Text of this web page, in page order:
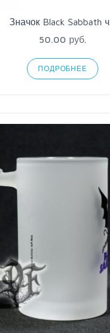
Значок Black Sabbath
50.00 руб.
ПОДРОБНЕЕ